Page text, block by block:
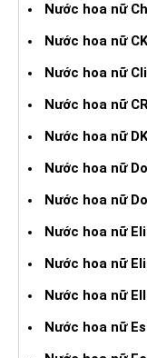
Nước hoa nữ
Nước hoa nữ CK
Nước hoa nữ
Nước hoa nữ
Nước hoa nữ
Nước hoa nữ
Nước hoa nữ
Nước hoa nữ
Nước hoa nữ
Nước hoa nữ
Nước hoa nữ